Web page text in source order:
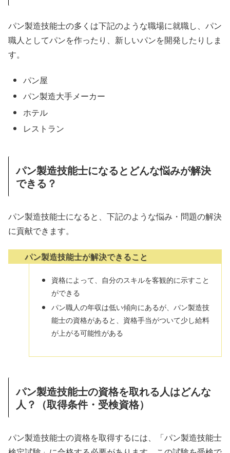
パン製造技能士の多くは下記のような職場に就職し、パン
職人としてパンを作ったり、新しいパンを開発したりしま
す。
パン屋
パン製造大手メーカー
ホテル
レストラン
パン製造技能士になるとどんな悩みが解決
できる？
パン製造技能士になると、下記のような悩み・問題の解決
に貢献できます。
パン製造技能士が解決できること
資格によって、自分のスキルを客観的に示すこと
ができる
パン職人の年収は低い傾向にあるが、パン製造技
能士の資格があると、資格手当がついて少し給料
が上がる可能性がある
パン製造技能士の資格を取れる人はどんな
人？（取得条件・受検資格）
パン製造技能士の資格を取得するには、「パン製造技能士